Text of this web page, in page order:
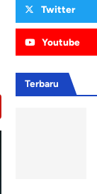
Twitter
Youtube
Terbaru